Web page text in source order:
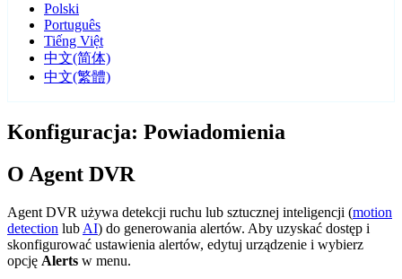
Polski
Português
Tiếng Việt
中文(简体)
中文(繁體)
Konfiguracja: Powiadomienia
O Agent DVR
Agent DVR używa detekcji ruchu lub sztucznej inteligencji (motion
detection lub AI) do generowania alertów. Aby uzyskać dostęp i
skonfigurować ustawienia alertów, edytuj urządzenie i wybierz
opcję Alerts w menu.